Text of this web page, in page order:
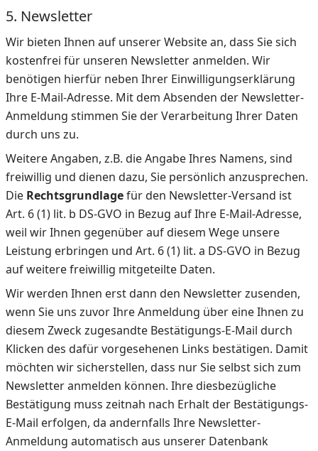
5. Newsletter
Wir bieten Ihnen auf unserer Website an, dass Sie sich
kostenfrei für unseren Newsletter anmelden. Wir
benötigen hierfür neben Ihrer Einwilligungserklärung
Ihre E-Mail-Adresse. Mit dem Absenden der Newsletter-
Anmeldung stimmen Sie der Verarbeitung Ihrer Daten
durch uns zu.
Weitere Angaben, z.B. die Angabe Ihres Namens, sind
freiwillig und dienen dazu, Sie persönlich anzusprechen.
Die Rechtsgrundlagefür den Newsletter-Versand ist
Art. 6 (1) lit. b DS-GVO in Bezug auf Ihre E-Mail-Adresse,
weil wir Ihnen gegenüber auf diesem Wege unsere
Leistung erbringen und Art. 6 (1) lit. a DS-GVO in Bezug
auf weitere freiwillig mitgeteilte Daten.
Wir werden Ihnen erst dann den Newsletter zusenden,
wenn Sie uns zuvor Ihre Anmeldung über eine Ihnen zu
diesem Zweck zugesandte Bestätigungs-E-Mail durch
Klicken des dafür vorgesehenen Links bestätigen. Damit
möchten wir sicherstellen, dass nur Sie selbst sich zum
Newsletter anmelden können. Ihre diesbezügliche
Bestätigung muss zeitnah nach Erhalt der Bestätigungs-
E-Mail erfolgen, da andernfalls Ihre Newsletter-
Anmeldung automatisch aus unserer Datenbank